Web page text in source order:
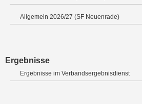
Allgemein 2026/27 (SF Neuenrade)
Ergebnisse
Ergebnisse im Verbandsergebnisdienst